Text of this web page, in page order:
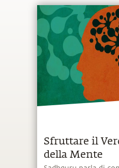
Sfruttare il
della Mente